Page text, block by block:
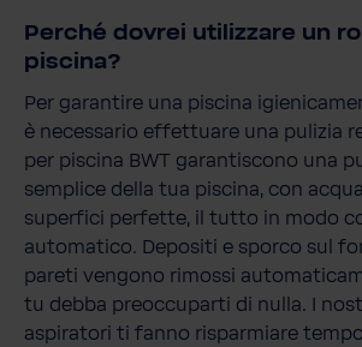
Perché dovrei utilizzare un
piscina?
Per garantire una piscina
è necessario effettuare una pulizia
per piscina BWT garantiscono una
semplice della tua piscina, con
superfici perfette, il tutto in modo
automatico. Depositi e sporco sul
pareti vengono rimossi
tu debba preoccuparti di nulla. I
aspiratori ti fanno risparmiare